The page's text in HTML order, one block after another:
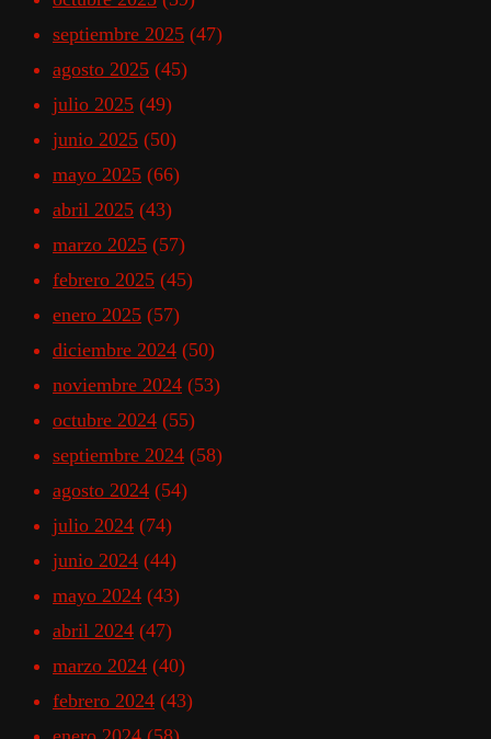
septiembre 2025 (47)
agosto 2025 (45)
julio 2025 (49)
junio 2025 (50)
mayo 2025 (66)
abril 2025 (43)
marzo 2025 (57)
febrero 2025 (45)
enero 2025 (57)
diciembre 2024 (50)
noviembre 2024 (53)
octubre 2024 (55)
septiembre 2024 (58)
agosto 2024 (54)
julio 2024 (74)
junio 2024 (44)
mayo 2024 (43)
abril 2024 (47)
marzo 2024 (40)
febrero 2024 (43)